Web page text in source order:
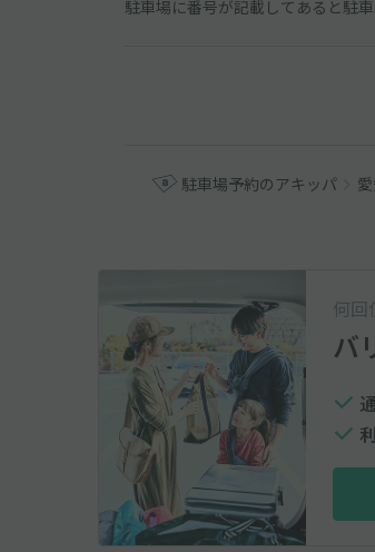
駐車場に番号が記載してあると駐
駐車場予約のアキッパ
何回
バ